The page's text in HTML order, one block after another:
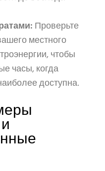
Проверьте
местного
чтобы
часы, когда
доступна.